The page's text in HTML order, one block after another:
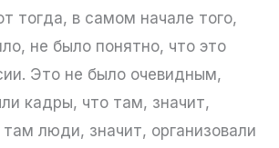
тогда, в самом начале того,
не было понятно, что это
Это не было очевидным,
кадры, что там, значит,
люди, значит, организовали